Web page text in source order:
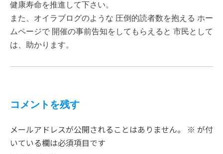
健康寿命を推進して下さい。
また、オイラブログのような 圧倒的読者数を抱える ホー
ムページで 開催の事前告知をしてもらえると 市民として
は、助かります。
コメントを残す
メールアドレスが公開されることはありません。 ※ が付
いている欄は必須項目です